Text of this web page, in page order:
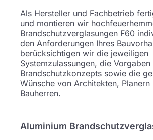
Als Hersteller und Fachbetrieb
und montieren wir
Brandschutzverglasungen F60
den Anforderungen Ihres
berücksichtigen wir die jeweiligen
Systemzulassungen, die Vorgaben
Brandschutzkonzepts sowie die
Wünsche von Architekten, Planern
Bauherren.
Aluminium